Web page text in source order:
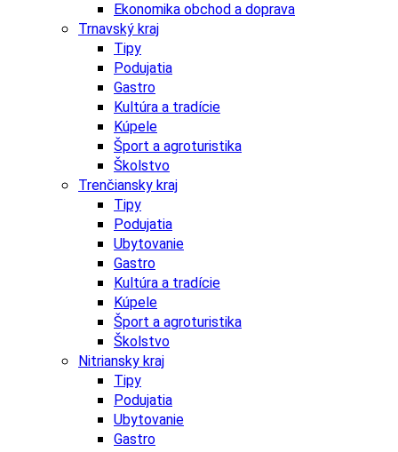
Ekonomika obchod a doprava
Trnavský kraj
Tipy
Podujatia
Gastro
Kultúra a tradície
Kúpele
Šport a agroturistika
Školstvo
Trenčiansky kraj
Tipy
Podujatia
Ubytovanie
Gastro
Kultúra a tradície
Kúpele
Šport a agroturistika
Školstvo
Nitriansky kraj
Tipy
Podujatia
Ubytovanie
Gastro